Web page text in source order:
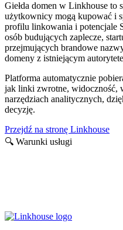
Giełda domen w Linkhouse to
użytkownicy mogą kupować i
profilu linkowania i potencjale
osób budujących zaplecze,
przejmujących brandowe
domeny z istniejącym
Platforma automatycznie
jak linki zwrotne, widoczność,
narzędziach analitycznych,
decyzję.
Przejdź na stronę Linkhouse
🔍 Warunki usługi